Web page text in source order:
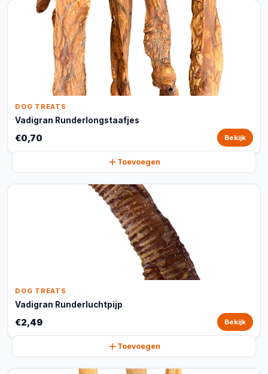
DOG TREATS
Vadigran Runderlongstaafjes
€0,70 Bekijk
Toevoegen
DOG TREATS
Vadigran Runderluchtpijp
€2,49 Bekijk
Toevoegen